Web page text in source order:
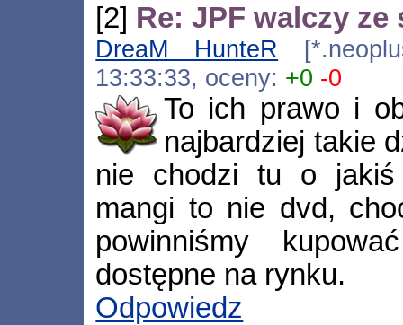
[2] Re: JPF walczy
DreaM HunteR
13:33:33, oceny: +0 -0
To ich prawo i
najbardziej takie
nie chodzi tu o
mangi to nie dvd,
powinniśmy
dostępne na rynku.
Odpowiedz